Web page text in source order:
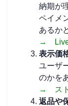
納期が
ペイメ
あるか
→ Live
表示価
ユーザ
のかを
→ スト
返品や